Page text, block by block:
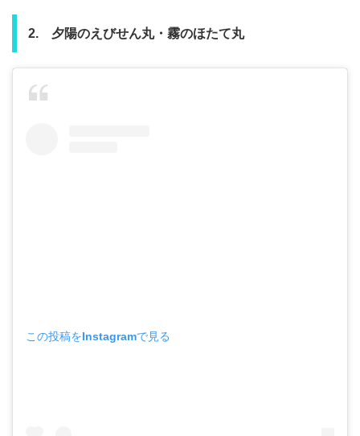
2. 夕陽のえびせん丸・霧のほたて丸
この投稿をInstagramで見る